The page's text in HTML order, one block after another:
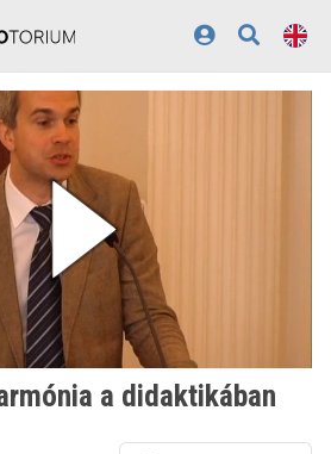
a didaktikában